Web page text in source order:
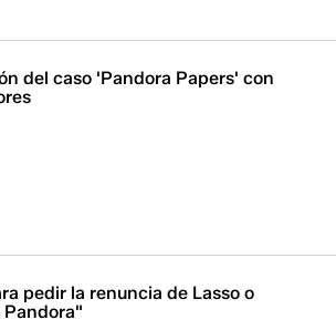
del caso 'Pandora Papers' con
pedir la renuncia de Lasso o